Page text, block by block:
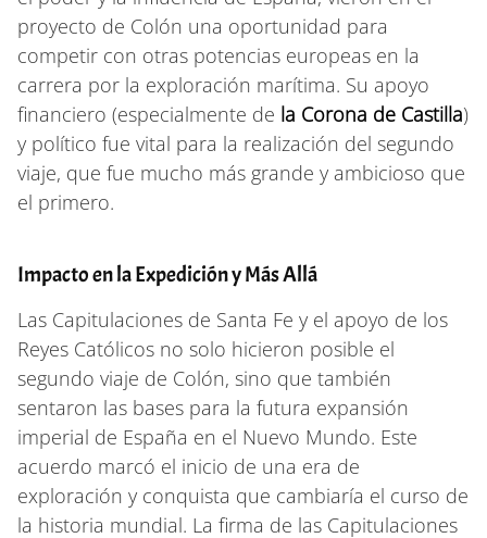
proyecto de Colón una oportunidad para
competir con otras potencias europeas en la
carrera por la exploración marítima. Su apoyo
financiero (especialmente de la Corona de Castilla)
y político fue vital para la realización del segundo
viaje, que fue mucho más grande y ambicioso que
el primero.
Impacto en la Expedición y Más Allá
Las Capitulaciones de Santa Fe y el apoyo de los
Reyes Católicos no solo hicieron posible el
segundo viaje de Colón, sino que también
sentaron las bases para la futura expansión
imperial de España en el Nuevo Mundo. Este
acuerdo marcó el inicio de una era de
exploración y conquista que cambiaría el curso de
la historia mundial. La firma de las Capitulaciones